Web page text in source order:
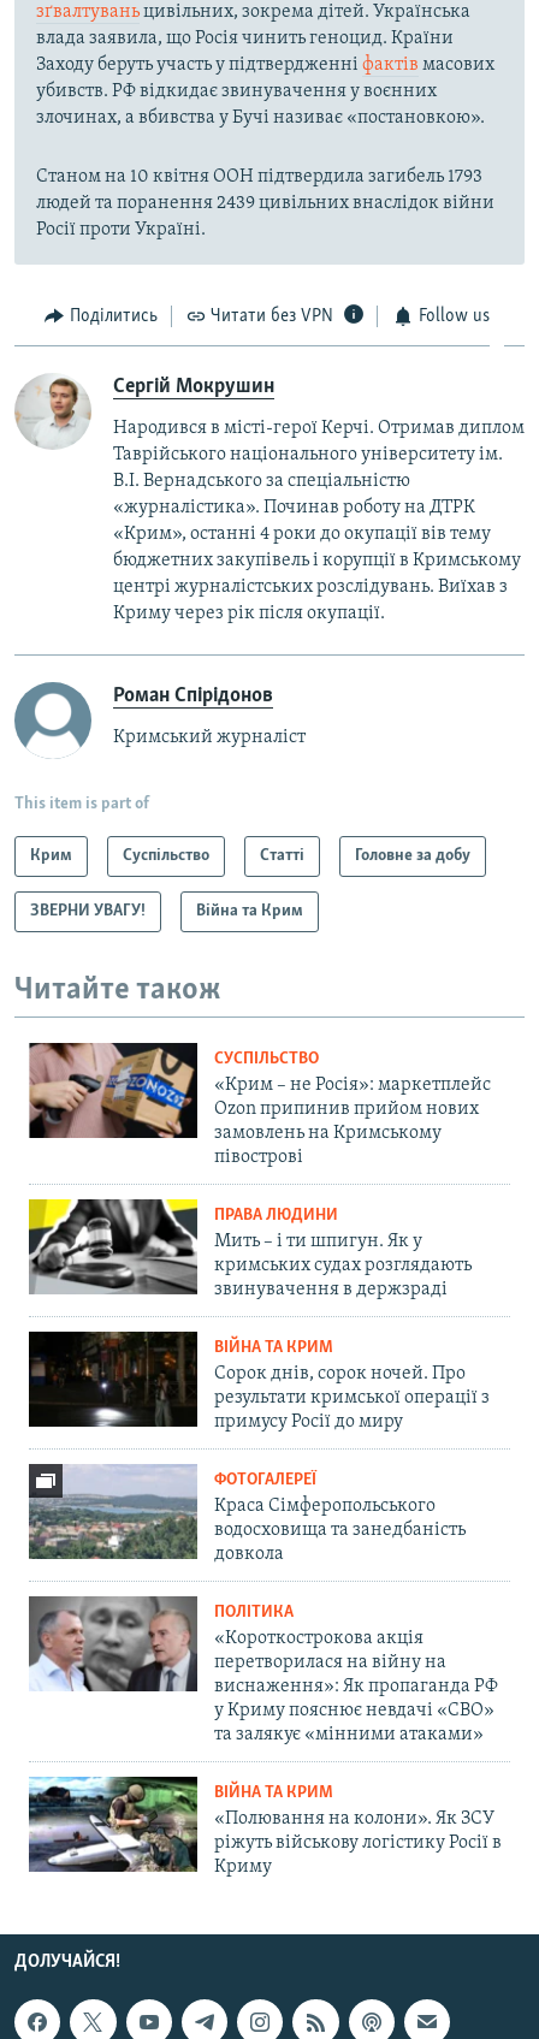
зґвалтуваньцивільних, зокрема дітей. Українська
влада заявила, що Росія чинить геноцид. Країни
Заходу беруть участь у підтвердженні фактів масових
убивств. РФ відкидає звинувачення у воєнних
злочинах, а вбивства у Бучі називає «постановкою».
Станом на 10 квітня ООН підтвердила загибель 1793
людей та поранення 2439 цивільних внаслідок війни
Росії проти Україні.
Поділитись Читати без VPN Follow us
Сергій Мокрушин
Народився в місті-герої Керчі. Отримав диплом
Таврійського національного університету ім.
В.І. Вернадського за спеціальністю
«журналістика». Починав роботу на ДТРК
«Крим», останні 4 роки до окупації вів тему
бюджетних закупівель і корупції в Кримському
центрі журналістських розслідувань. Виїхав з
Криму через рік після окупації.
Роман Спірідонов
Кримський журналіст
This item is part of
Крим Суспільство Статті Головне за добу
ЗВЕРНИ УВАГУ! Війна та Крим
Читайте також
СУСПІЛЬСТВО
«Крим – не Росія»: маркетплейс
Ozon припинив прийом нових
замовлень на Кримському
півострові
ПРАВА ЛЮДИНИ
Мить – і ти шпигун. Як у
кримських судах розглядають
звинувачення в держзраді
ВІЙНА ТА КРИМ
Сорок днів, сорок ночей. Про
результати кримської операції з
примусу Росії до миру
ФОТОГАЛЕРЕЇ
Краса Сімферопольського
водосховища та занедбаність
довкола
ПОЛІТИКА
«Короткострокова акція
перетворилася на війну на
виснаження»: Як пропаганда РФ
у Криму пояснює невдачі «СВО»
та залякує «мінними атаками»
ВІЙНА ТА КРИМ
«Полювання на колони». Як ЗСУ
ріжуть військову логістику Росії в
Криму
ДОЛУЧАЙСЯ!